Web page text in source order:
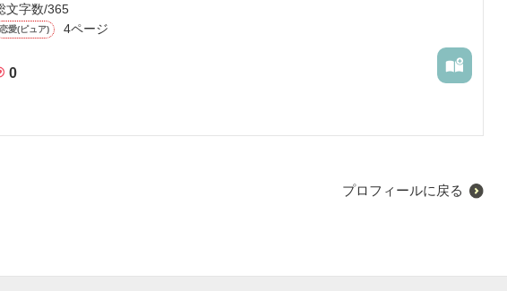
文字数/365
恋愛(ピュア) 4ページ
0
プロフィールに戻る